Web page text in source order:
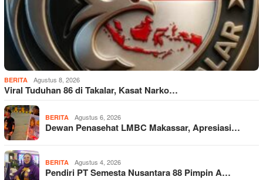
BERITA Agustus 8, 2026
Viral Tuduhan 86 di Takalar, Kasat Narko…
BERITA Agustus 6, 2026
Dewan Penasehat LMBC Makassar, Apresiasi…
BERITA Agustus 4, 2026
Pendiri PT Semesta Nusantara 88 Pimpin A…